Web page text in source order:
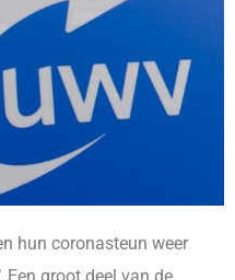
hun coronasteun weer